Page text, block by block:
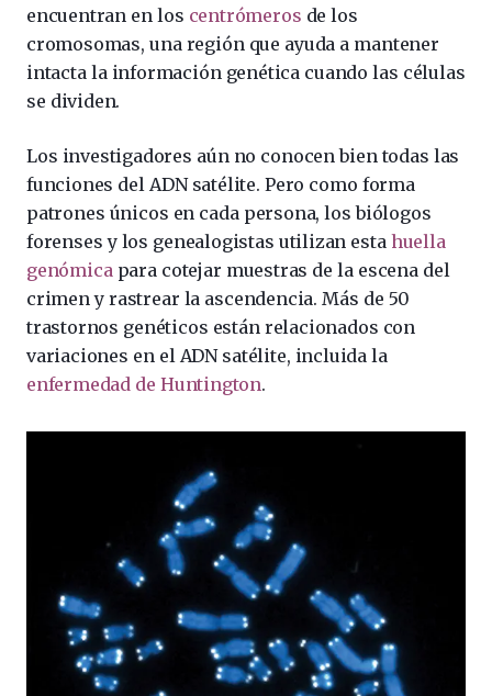
encuentran en los centrómeros de los
cromosomas, una región que ayuda a mantener
intacta la información genética cuando las células
se dividen.
Los investigadores aún no conocen bien todas las
funciones del ADN satélite. Pero como forma
patrones únicos en cada persona, los biólogos
forenses y los genealogistas utilizan esta huella
genómicapara cotejar muestras de la escena del
crimen y rastrear la ascendencia. Más de 50
trastornos genéticos están relacionados con
variaciones en el ADN satélite, incluida la
enfermedad de Huntington.